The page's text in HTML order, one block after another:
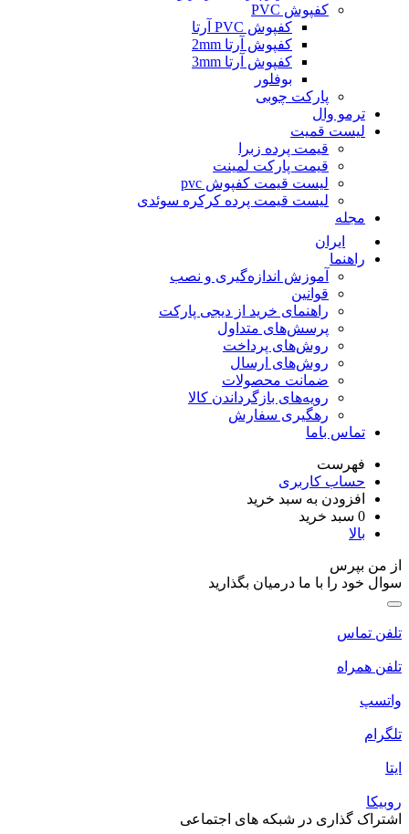
کفپوش PVC
کفپوش PVC آرتا
کفپوش آرتا 2mm
کفپوش آرتا 3mm
بوفلور
پارکت چوبی
ترمو وال
لیست قمیت
قیمت پرده زبرا
قیمت پارکت لمینت
لیست قیمت کفپوش pvc
لیست قیمت پرده کرکره سوئدی
مجله
ایران
راهنما
آموزش اندازه‌گیری و نصب
قوانین
راهنمای خرید از دیجی پارکت
پرسش‌های متداول
روش‌های پرداخت
روش‌های ارسال
ضمانت محصولات
رویه‌های بازگرداندن کالا
رهگیری سفارش
تماس باما
فهرست
حساب کاربری
افزودن به سبد خرید
0 سبد خرید
بالا
از من بپرس
سوال خود را با ما درمیان بگذارید
تلفن تماس
تلفن همراه
واتسپ
تلگرام
ایتا
روبیکا
اشتراک گذاری در شبکه های اجتماعی